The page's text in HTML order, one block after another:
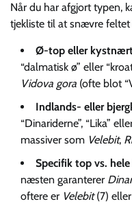
Når du har afgjort typen,
tjekliste til at snævre feltet
Ø-top eller kystnært
“dalmatisk ø” eller
Vidova gora (ofte blot
Indlands- eller
“Dinariderne”, “Lika”
massiver som Velebit,
Specifik top vs.
næsten garanterer
oftere er Velebit(7) eller